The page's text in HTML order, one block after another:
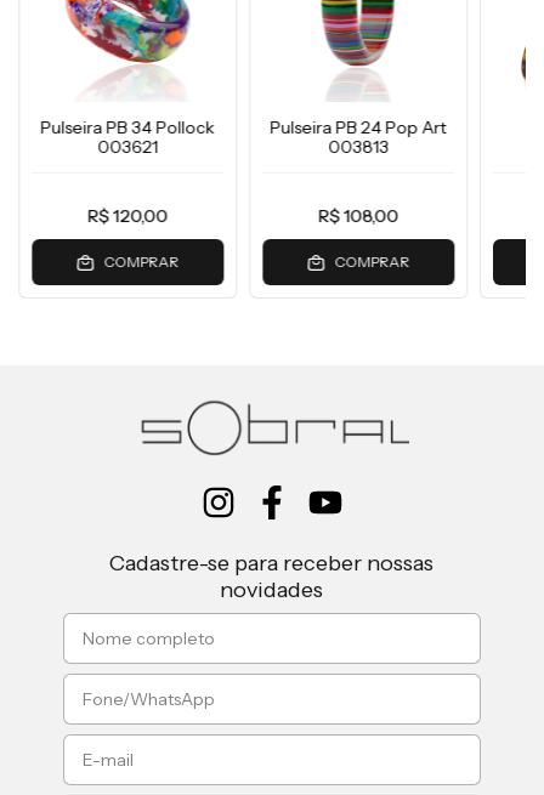
Pulseira PB 34 Pollock
003621
R$ 120,00
COMPRAR
Pulseira PB 24 Pop Art
003813
R$ 108,00
COMPRAR
Cadastre-se para receber nossas
novidades